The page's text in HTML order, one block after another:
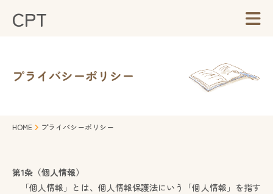
CPT
プライバシーポリシー
HOME プライバシーポリシー
第1条（個人情報）
「個人情報」とは、個人情報保護法にいう「個人情報」を指す